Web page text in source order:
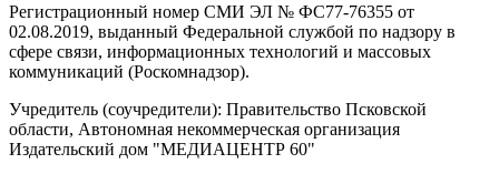
Регистрационный номер СМИ ЭЛ № ФС77-76355 от
02.08.2019, выданный Федеральной службой по надзору в
сфере связи, информационных технологий и массовых
коммуникаций (Роскомнадзор).
Учредитель (соучредители): Правительство Псковской
области, Автономная некоммерческая организация
Издательский дом "МЕДИАЦЕНТР 60"